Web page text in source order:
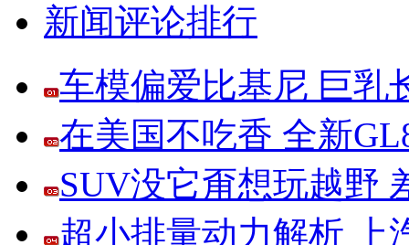
新闻评论排行
车模偏爱比基尼 巨乳
在美国不吃香 全新
SUV没它甭想玩越野
超小排量动力解析 上